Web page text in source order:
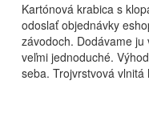
Kartónová krabica s
odoslať objednávky
závodoch. Dodávame
veľmi jednoduché.
seba. Trojvrstvová